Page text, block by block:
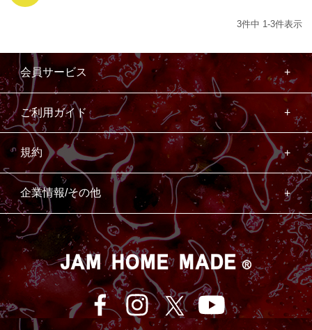
3件中 1 -3件表示
会員サービス
ご利用ガイド
規約
企業情報/その他